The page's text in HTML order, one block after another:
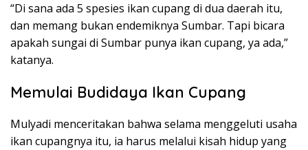
“Di sana ada 5 spesies ikan cupang di dua daerah itu,
dan memang bukan endemiknya Sumbar. Tapi bicara
apakah sungai di Sumbar punya ikan cupang, ya ada,”
katanya.
Memulai Budidaya Ikan Cupang
Mulyadi menceritakan bahwa selama menggeluti usaha
ikan cupangnya itu, ia harus melalui kisah hidup yang